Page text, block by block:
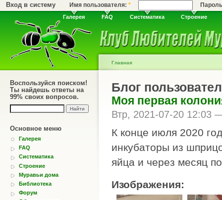
Вход в систему Имя пользователя:*
Галерея FAQ Систематика Строение
Воспользуйся поиском!
Ты найдешь ответы на
99% своих вопросов.
Основное меню
Галерея
FAQ
Систематика
Строение
Муравьи дома
Библиотека
Форум
Главная
Блог
Моя первая
Втр, 2021-07-20 12:03
К конце июля 2020
инкубаторы из
яйца и через месяц
Изображения: